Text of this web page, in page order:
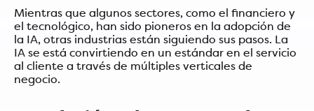
Mientras que algunos sectores, como el financiero y
el tecnológico, han sido pioneros en la adopción de
la IA, otras industrias están siguiendo sus pasos. La
IA se está convirtiendo en un estándar en el servicio
al cliente a través de múltiples verticales de
negocio.